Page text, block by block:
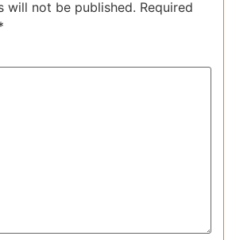
will not be published. Required